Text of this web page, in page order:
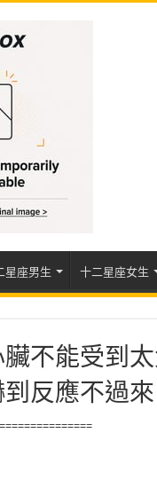
星座男生 十二星座女生
不能受到
反應不過來